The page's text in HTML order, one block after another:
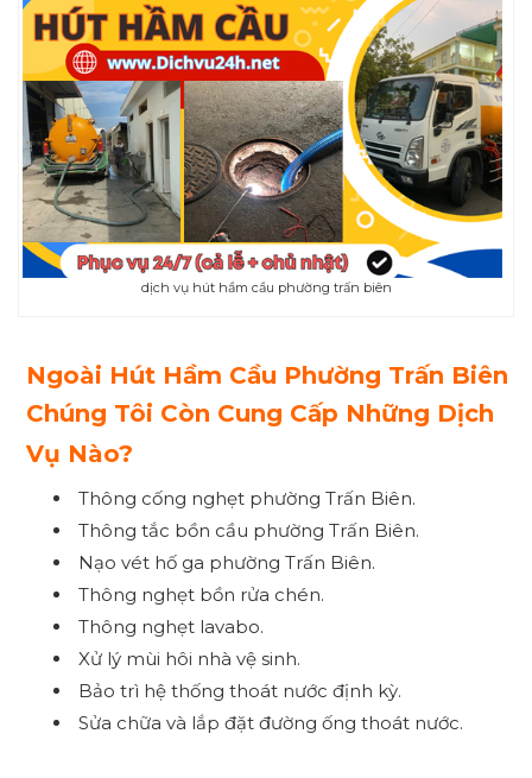
dịch vụ hút hầm cầu phường trấn biên
Ngoài Hút Hầm Cầu Phường Trấn Biên
Chúng Tôi Còn Cung Cấp Những Dịch
Vụ Nào?
Thông cống nghẹt phường Trấn Biên.
Thông tắc bồn cầu phường Trấn Biên.
Nạo vét hố ga phường Trấn Biên.
Thông nghẹt bồn rửa chén.
Thông nghẹt lavabo.
Xử lý mùi hôi nhà vệ sinh.
Bảo trì hệ thống thoát nước định kỳ.
Sửa chữa và lắp đặt đường ống thoát nước.